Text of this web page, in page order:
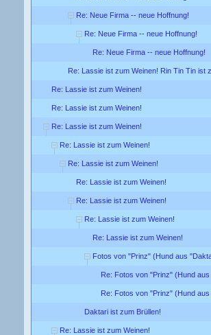
Re: Neue Firma -- neue Hoffnung!
Re: Neue Firma -- neue Hoffnung!
Re: Neue Firma -- neue Hoffnung!
Re: Lassie ist zum Weinen! Rin Tin Tin ist
Re: Lassie ist zum Weinen!
Re: Lassie ist zum Weinen!
Re: Lassie ist zum Weinen!
Re: Lassie ist zum Weinen!
Re: Lassie ist zum Weinen!
Re: Lassie ist zum Weinen!
Re: Lassie ist zum Weinen!
Re: Lassie ist zum Weinen!
Re: Lassie ist zum Weinen!
Fotos von "Prinz" (Hund aus
Re: Fotos von "Prinz" (Hund
Re: Fotos von "Prinz" (Hund
Daktari ist zum Brüllen!
Re: Lassie ist zum Weinen!